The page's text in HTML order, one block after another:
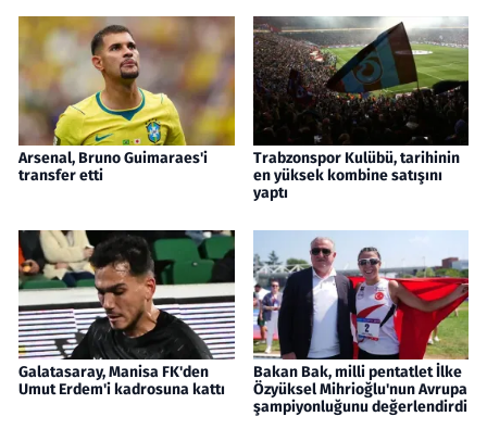
Arsenal, Bruno Guimaraes'i
transfer etti
Trabzonspor Kulübü, tarihinin
en yüksek kombine satışını
yaptı
Galatasaray, Manisa FK'den
Umut Erdem'i kadrosuna kattı
Bakan Bak, milli pentatlet İlke
Özyüksel Mihrioğlu'nun Avrupa
şampiyonluğunu değerlendirdi